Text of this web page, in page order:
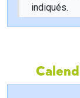
indiqués.